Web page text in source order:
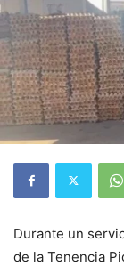
Durante un
de la Tenencia